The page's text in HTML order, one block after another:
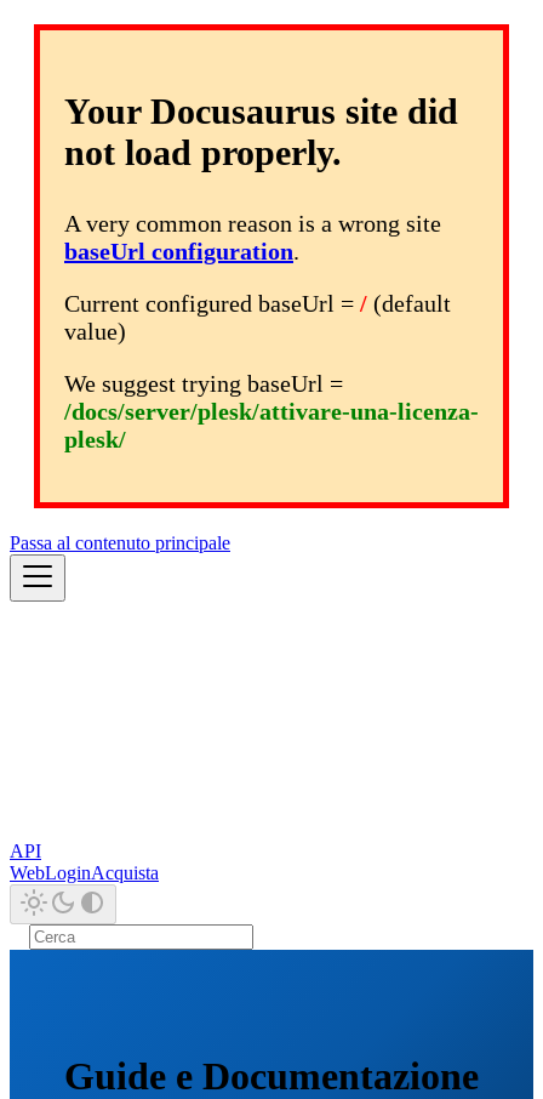
Your Docusaurus site did
not load properly.
A very common reason is a wrong site
baseUrl configuration.
Current configured baseUrl = / (default
value)
We suggest trying baseUrl =
/docs/server/plesk/attivare-una-licenza-
plesk/
Passa al contenuto principale
API
WebLoginAcquista
Guide e Documentazione